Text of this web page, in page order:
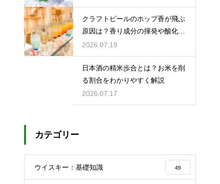
クラフトビールのホップ香が飛ぶ
原因は？香り成分の揮発や酸化で
失われる理由を解説
2026.07.19
日本酒の精米歩合とは？お米を削
る割合をわかりやすく解説
2026.07.17
カテゴリー
ウイスキー：基礎知識 49